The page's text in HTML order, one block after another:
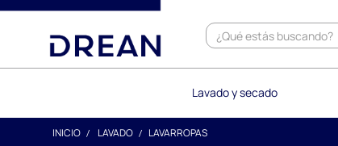
text.skipToContent
text.skipToNavigation
Lavado y secado
INICIO LAVADO LAVARROPAS